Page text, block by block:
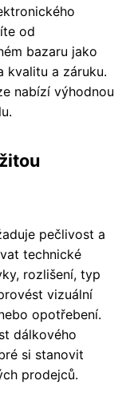
od
bazaru jako
kvalitu a záruku.
nabízí výhodnou
pečlivost a
technické
rozlišení, typ
vizuální
opotřebení.
dálkového
si stanovit
prodejců.